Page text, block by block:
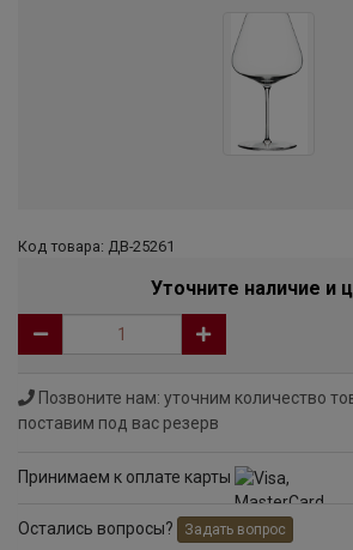
Код товара: ДВ-25261
Уточните наличие и
Позвоните нам: уточним количество
поставим под вас резерв
Принимаем к оплате карты
Остались вопросы? Задать вопрос